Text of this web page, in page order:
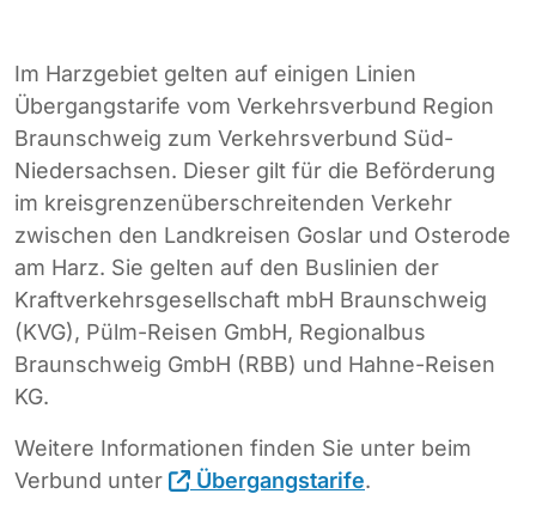
Im Harzgebiet gelten auf einigen Linien
Übergangstarife vom Verkehrsverbund Region
Braunschweig zum Verkehrsverbund Süd-
Niedersachsen. Dieser gilt für die Beförderung
im kreisgrenzenüberschreitenden Verkehr
zwischen den Landkreisen Goslar und Osterode
am Harz. Sie gelten auf den Buslinien der
Kraftverkehrsgesellschaft mbH Braunschweig
(KVG), Pülm-Reisen GmbH, Regionalbus
Braunschweig GmbH (RBB) und Hahne-Reisen
KG.
Weitere Informationen finden Sie unter beim
Verbund unter
Übergangstarife.